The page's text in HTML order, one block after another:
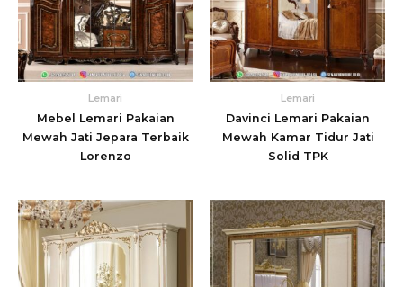
Lemari
Mebel Lemari Pakaian
Mewah Jati Jepara Terbaik
Lorenzo
Lemari
Davinci Lemari Pakaian
Mewah Kamar Tidur Jati
Solid TPK